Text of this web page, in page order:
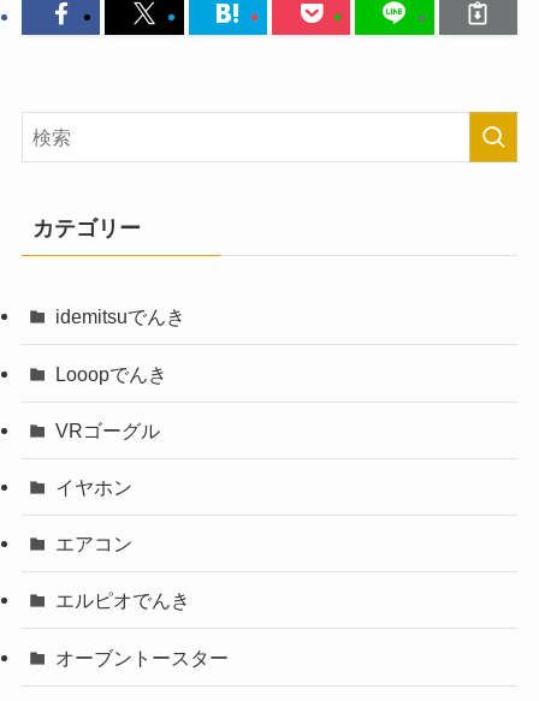
カテゴリー
idemitsuでんき
Looopでんき
VRゴーグル
イヤホン
エアコン
エルピオでんき
オーブントースター